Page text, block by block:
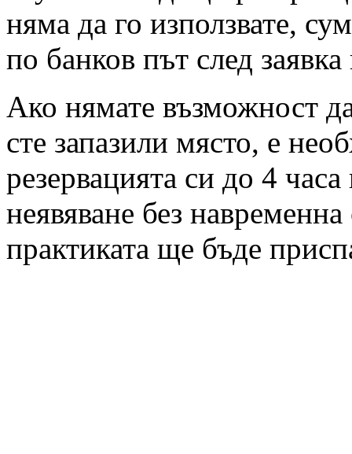
няма да го използвате,
по банков път след
Ако нямате възможност
сте запазили място, е
резервацията си до 4
неявяване без
практиката ще бъде